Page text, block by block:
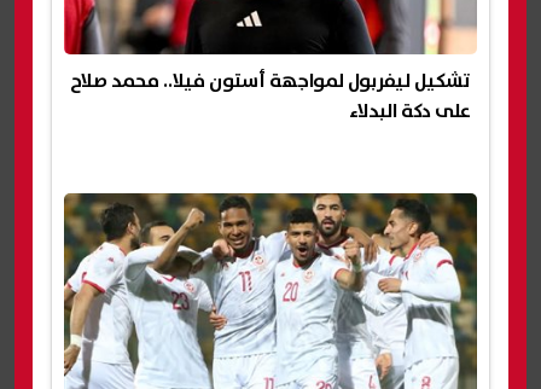
تشكيل ليفربول لمواجهة أستون فيلا.. محمد صلاح
على دكة البدلاء